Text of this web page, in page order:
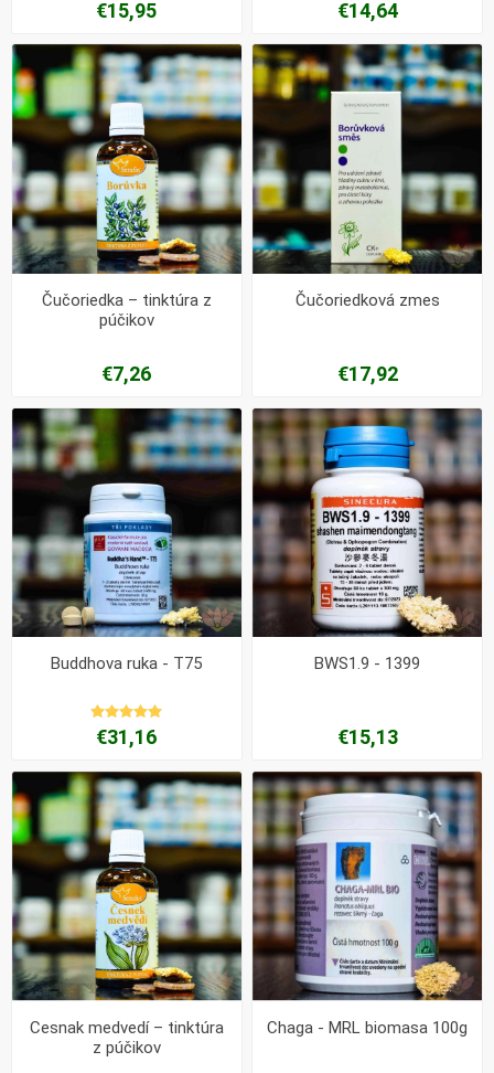
€15,95 €14,64
Čučoriedka – tinktúra z
púčikov
€7,26
Čučoriedková zmes
€17,92
Buddhova ruka - T75
€31,16
BWS1.9 - 1399
€15,13
Cesnak medvedí – tinktúra
z púčikov
Chaga - MRL biomasa 100g